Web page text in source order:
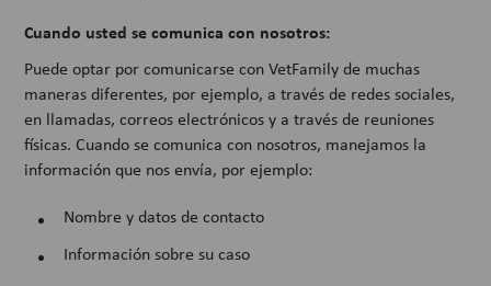
Cuando usted se comunica con nosotros:
Puede optar por comunicarse con VetFamily de muchas
maneras diferentes, por ejemplo, a través de redes sociales,
en llamadas, correos electrónicos y a través de reuniones
físicas. Cuando se comunica con nosotros, manejamos la
información que nos envía, por ejemplo:
Nombre y datos de contacto
Información sobre su caso